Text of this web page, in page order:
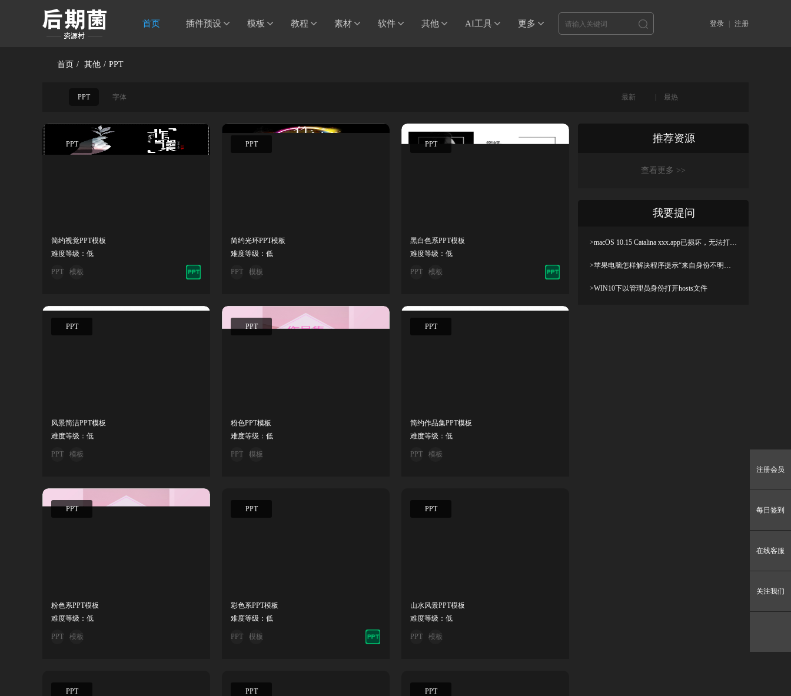
首页 插件预设 模板 教程 素材 软件 其他 AI工具 更多 登录 注册
首页 / 其他 / PPT
PPT 字体 最新 最热
PPT
简约视觉PPT模板
难度等级：低
PPT 模板
PPT
简约光环PPT模板
难度等级：低
PPT 模板
PPT
黑白色系PPT模板
难度等级：低
PPT 模板
PPT
风景简洁PPT模板
难度等级：低
PPT 模板
PPT
粉色PPT模板
难度等级：低
PPT 模板
PPT
简约作品集PPT模板
难度等级：低
PPT 模板
PPT
粉色系PPT模板
难度等级：低
PPT 模板
PPT
彩色系PPT模板
难度等级：低
PPT 模板
PPT
山水风景PPT模板
难度等级：低
PPT 模板
PPT PPT PPT
推荐资源
查看更多 >>
我要提问
>macOS 10.15 Catalina xxx.app已损坏，无法打开，你应该将它移到废纸篓解决方法
>苹果电脑怎样解决程序提示“来自身份不明开发者”及设置显示出“允许任何来源”
>WIN10下以管理员身份打开hosts文件
注册会员
每日签到
在线客服
关注我们